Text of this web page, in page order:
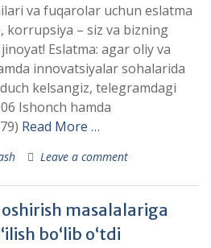
va fuqarolar uchun eslatma
korrupsiya – siz va bizning
Eslatma: agar oliy va
innovatsiyalar sohalarida
kelsangiz, telegramdagi
Ishonch hamda
Read More …
Leave a comment
masalalariga
boʻlib oʻtdi